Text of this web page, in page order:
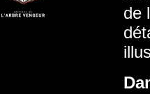
de